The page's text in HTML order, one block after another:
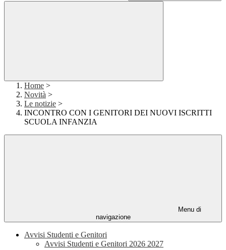
Home >
Novità >
Le notizie >
INCONTRO CON I GENITORI DEI NUOVI ISCRITTI
SCUOLA INFANZIA
Menu di
navigazione
Avvisi Studenti e Genitori
Avvisi Studenti e Genitori 2026 2027